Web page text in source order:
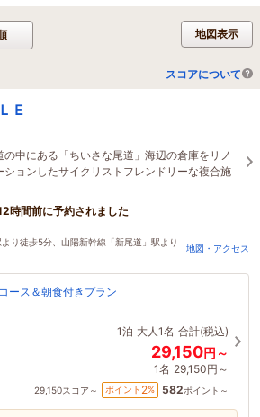
地図表示
スコアについて
Ｅ
の中にある「ちいさな尾道」海辺の倉庫をリノ
ションしたサイクリストフレンドリーな複合施
時間前に予約されました
り徒歩5分、山陽新幹線「新尾道」駅より
地図・アクセス
ース＆朝食付きプラン
1泊 大人1名 合計(税込)
29,150円～
1名 29,150円～
29,150スコア～ ポイント 2% 582ポイント～